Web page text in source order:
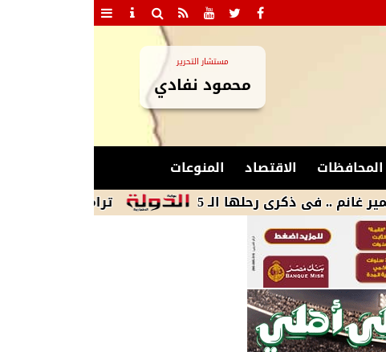
مستشار التحرير
محمود نفادي
المحافظات الاقتصاد
المنوعات
ترامب يوقع أمرين تنفيذيين
ذكرى رحلها الـ 5